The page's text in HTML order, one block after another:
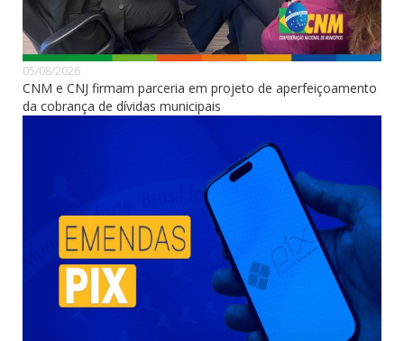
05/08/2026
CNM e CNJ firmam parceria em projeto de aperfeiçoamento
da cobrança de dívidas municipais